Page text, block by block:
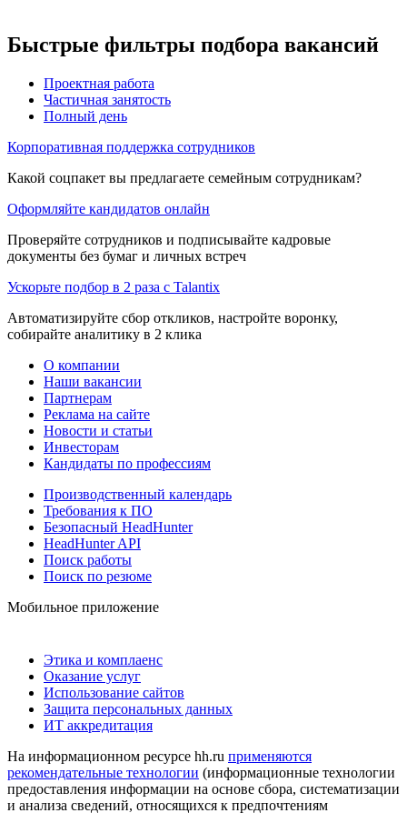
Быстрые фильтры подбора вакансий
Проектная работа
Частичная занятость
Полный день
Корпоративная поддержка сотрудников
Какой соцпакет вы предлагаете семейным сотрудникам?
Оформляйте кандидатов онлайн
Проверяйте сотрудников и подписывайте кадровые
документы без бумаг и личных встреч
Ускорьте подбор в 2 раза с Talantix
Автоматизируйте сбор откликов, настройте воронку,
собирайте аналитику в 2 клика
О компании
Наши вакансии
Партнерам
Реклама на сайте
Новости и статьи
Инвесторам
Кандидаты по профессиям
Производственный календарь
Требования к ПО
Безопасный HeadHunter
HeadHunter API
Поиск работы
Поиск по резюме
Мобильное приложение
Этика и комплаенс
Оказание услуг
Использование сайтов
Защита персональных данных
ИТ аккредитация
На информационном ресурсе hh.ru применяются
рекомендательные технологии (информационные технологии
предоставления информации на основе сбора, систематизации
и анализа сведений, относящихся к предпочтениям